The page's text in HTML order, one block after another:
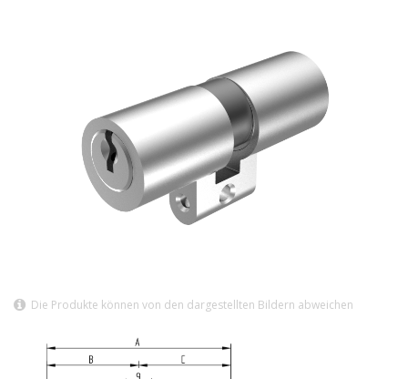
Die Produkte können von den dargestellten Bildern abweichen